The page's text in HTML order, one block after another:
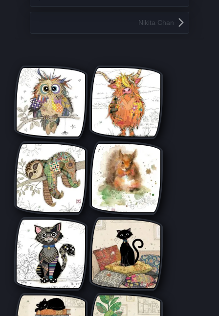
Nikita Chan